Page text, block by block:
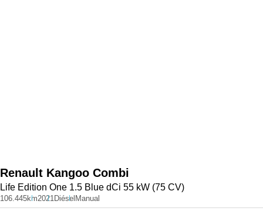
Renault Kangoo Combi
Life Edition One 1.5 Blue dCi 55 kW (75 CV)
106.445km2021 DiéselManual